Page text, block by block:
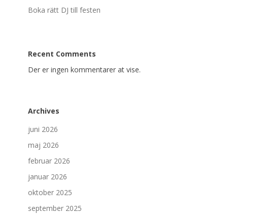
Boka rätt DJ till festen
Recent Comments
Der er ingen kommentarer at vise.
Archives
juni 2026
maj 2026
februar 2026
januar 2026
oktober 2025
september 2025